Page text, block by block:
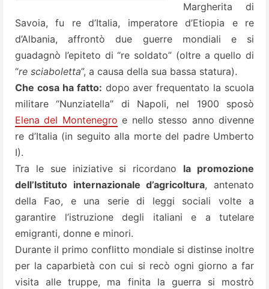
Margherita di
Savoia, fu re d’Italia, imperatore d’Etiopia e re
d’Albania, affrontò due guerre mondiali e si
guadagnò l’epiteto di “re soldato” (oltre a quello di
“re sciaboletta”, a causa della sua bassa statura).
Che cosa ha fatto: dopo aver frequentato la scuola
militare “Nunziatella” di Napoli, nel 1900 sposò
Elena del Montenegro e nello stesso anno divenne
re d’Italia (in seguito alla morte del padre Umberto
I).
Tra le sue iniziative si ricordano la promozione
dell’Istituto internazionale d’agricoltura, antenato
della Fao, e una serie di leggi sociali volte a
garantire l’istruzione degli italiani e a tutelare
emigranti, donne e minori.
Durante il primo conflitto mondiale si distinse inoltre
per la caparbietà con cui si recò ogni giorno a far
visita alle truppe, ma finita la guerra si mostrò